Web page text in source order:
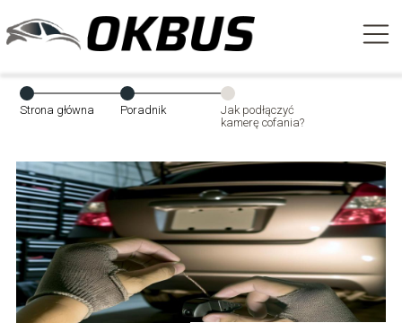
Strona główna Poradnik
Jak podłączyć
kamerę cofania?